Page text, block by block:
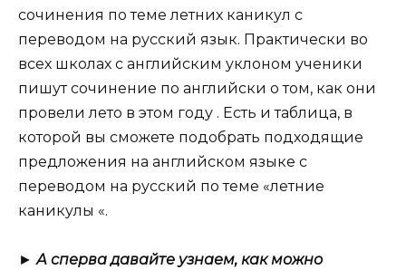
сочинения по теме летних каникул с
переводом на русский язык. Практически во
всех школах с английским уклоном ученики
пишут сочинение по английски о том, как они
провели лето в этом году . Есть и таблица, в
которой вы сможете подобрать подходящие
предложения на английском языке с
переводом на русский по теме «летние
каникулы «.
►А сперва давайте узнаем, как можно